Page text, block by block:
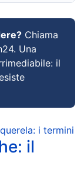
Chiama
Una
il
i termini
il